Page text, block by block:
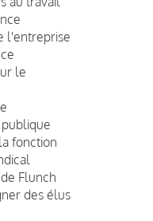
l'entreprise
le
fonction
Flunch
des élus